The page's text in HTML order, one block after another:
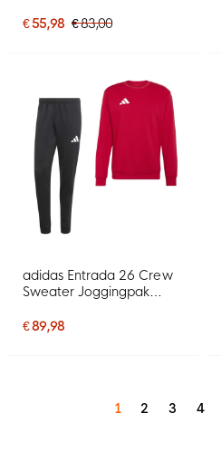
€ 55,98 € 83,00
adidas Entrada 26 Crew
Sweater Joggingpak
€ 89,98
1 2 3 4